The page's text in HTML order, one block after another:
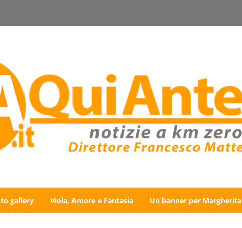
gallery Viola, Amore e Fantasia Un banner per Margherita